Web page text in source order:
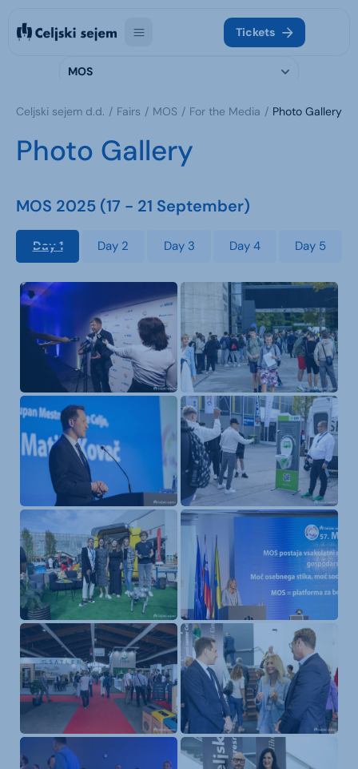
Tickets
MOS
Celjski sejem d.d. Fairs MOS For the Media Photo Gallery
Photo Gallery
MOS 2025 (17 - 21 September)
Day 1 Day 2 Day 3 Day 4 Day 5